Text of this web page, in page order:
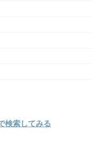
検索してみる